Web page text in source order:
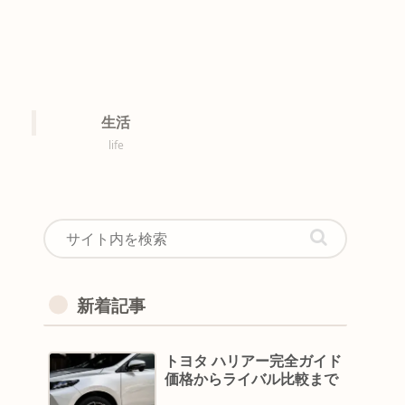
生活
life
新着記事
トヨタ ハリアー完全ガイド
価格からライバル比較まで